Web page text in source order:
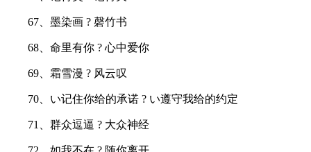
67、墨染画 ? 磬竹书
68、命里有你 ? 心中爱你
69、霜雪漫 ? 风云叹
70、い记住你给的承诺 ? い遵守我给的约定
71、群众逗逼 ? 大众神经